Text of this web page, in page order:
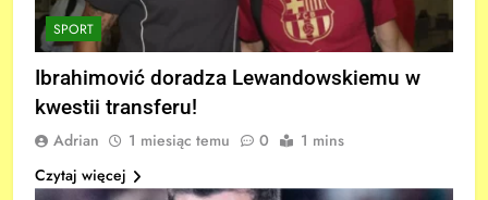
SPORT
Ibrahimović doradza Lewandowskiemu w
kwestii transferu!
Adrian 1 miesiąc temu 0
1 mins
Czytaj więcej